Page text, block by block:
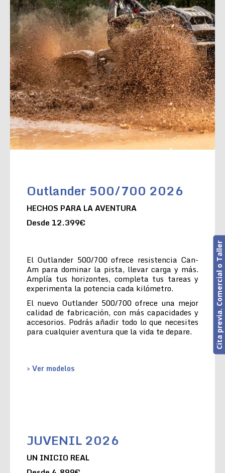
Outlander 500/700 2026
HECHOS PARA LA AVENTURA
Desde 12.399€
El Outlander 500/700 ofrece resistencia Can-
Am para dominar la pista, llevar carga y más.
Amplía tus horizontes, completa tus tareas y
experimenta la potencia cada kilómetro.
El nuevo Outlander 500/700 ofrece una mejor
calidad de fabricación, con más capacidades y
accesorios. Podrás añadir todo lo que necesites
para cualquier aventura que la vida te depare.
> Ver modelos
JUVENIL 2026
UN INICIO REAL
Cita previa. Comercial o Taller